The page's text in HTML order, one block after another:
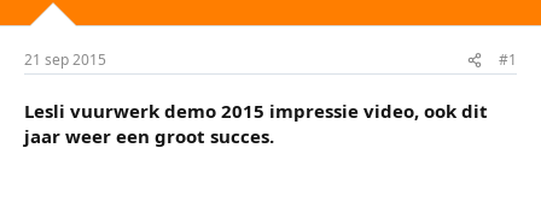
t
r
m
21 sep 2015 #1
Lesli vuurwerk demo 2015 impressie video, ook dit
jaar weer een groot succes.